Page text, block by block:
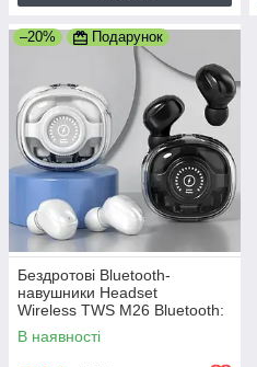
–20% Подарунок
Бездротові Bluetooth-
навушники Headset
Wireless TWS M26 Bluetooth:
5.3 Type-C
В наявності